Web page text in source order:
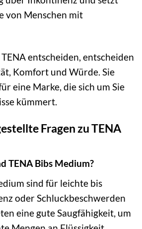
von Menschen mit
entscheiden, entscheiden
Komfort und Würde. Sie
eine Marke, die sich um Sie
kümmert.
Fragen zu TENA
TENA Bibs Medium?
sind für leichte bis
oder Schluckbeschwerden
eine gute Saugfähigkeit, um